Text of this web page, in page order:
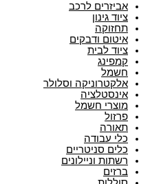
אביזרים לרכב
ציוד גינון
תחזוקה
איטום ודבקים
ציוד לבית
קמפינג
חשמל
אלקטרוניקה וסלולר
אינסטלציה
מוצרי חשמל
פרזול
תאורה
כלי עבודה
כלים סניטריים
רשתות וניילונים
ברזים